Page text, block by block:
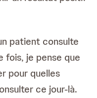
patient consulte
fois, je pense que
pour quelles
ce jour-là.